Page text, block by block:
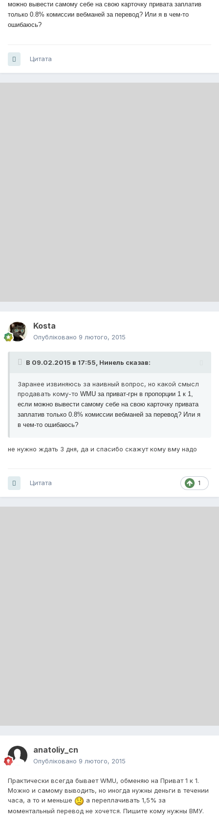
можно вывести самому себе на свою карточку привата заплатив
только 0.8% комиссии вебманей за перевод? Или я в чем-то
ошибаюсь?
Цитата
Kosta
Опубліковано 9 лютого, 2015
В 09.02.2015 в 17:55, Нинель сказав:
Заранее извиняюсь за наивный вопрос, но какой смысл
продавать кому-то WMU за приват-грн в пропорции 1 к 1,
если можно вывести самому себе на свою карточку привата
заплатив только 0.8% комиссии вебманей за перевод? Или я
в чем-то ошибаюсь?
не нужно ждать 3 дня, да и спасибо скажут кому вму надо
1
Цитата
anatoliy_cn
Опубліковано 9 лютого, 2015
Практически всегда бывает WMU, обменяю на Приват 1 к 1.
Можно и самому выводить, но иногда нужны деньги в течении
часа, а то и меньше
а переплачивать 1,5% за
моментальный перевод не хочется. Пишите кому нужны ВМУ.